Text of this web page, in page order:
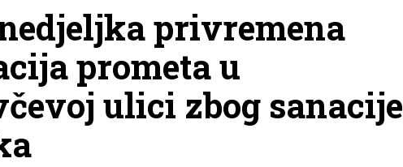
privremena
prometa u
ulici zbog sanacije